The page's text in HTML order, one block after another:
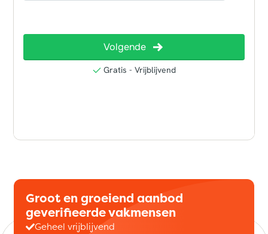
Groot en groeiend aanbod
geverifieerde vakmensen
Geheel vrijblijvend